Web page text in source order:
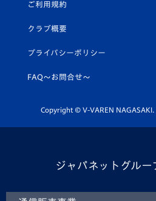
平和祈念活動
ホームタウン活動
スクール
ヴィヴィくんインスタグラム
公式LINE＠
ご利用規約
クラブ概要
プライバシーポリシー
FAQ〜お問合せ〜
Copyright © V-VAREN NAGASAKI.
ジャパネットグルー